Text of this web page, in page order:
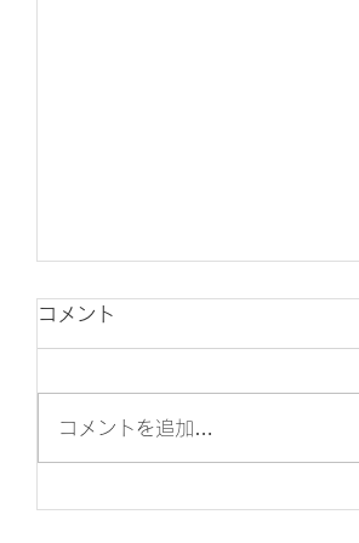
ロジリズム卒業
コメント
コメントを追加…